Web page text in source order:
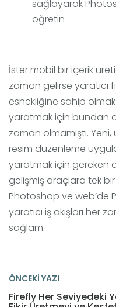
sağlayarak
öğretin
İster mobil bir içerik
zaman gelirse yaratıcı
esnekliğine sahip
yaratmak için bundan
zaman olmamıştı.
resim düzenleme
yaratmak için gereken
gelişmiş araçlara tek
Photoshop ve web’de
yaratıcı iş akışları her
sağlam.
ÖNCEKİ YAZI
Firefly Her Seviyedeki